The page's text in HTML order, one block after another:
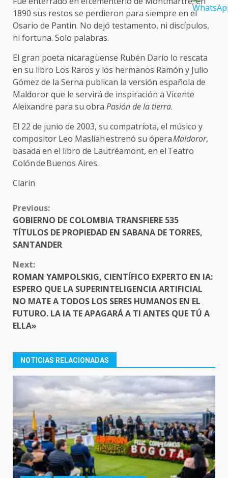
1890 sus restos se perdieron para siempre en el
Osario de Pantin. No dejó testamento, ni discípulos,
ni fortuna. Solo palabras.
El gran poeta nicaragüense Rubén Darío lo rescata
en su libro Los Raros y los hermanos Ramón y Julio
Gómez de la Serna publican la versión española de
Maldoror que le servirá de inspiración a Vicente
Aleixandre para su obra Pasión de la tierra.
El 22 de junio de 2003, su compatriota, el músico y
compositor Leo Maslíah estrenó su óperaMaldoror,
basada en el libro de Lautréamont, en el Teatro
Colón de Buenos Aires.
Clarin
CONTINUE
READING
Previous:
GOBIERNO DE COLOMBIA TRANSFIERE 535
TÍTULOS DE PROPIEDAD EN SABANA DE TORRES,
SANTANDER
Next:
ROMAN YAMPOLSKIG, CIENTÍFICO EXPERTO EN IA:
ESPERO QUE LA SUPERINTELIGENCIA ARTIFICIAL
NO MATE A TODOS LOS SERES HUMANOS EN EL
FUTURO. LA IA TE APAGARÁ A TI ANTES QUE TÚ A
ELLA»
NOTICIAS RELACIONADAS